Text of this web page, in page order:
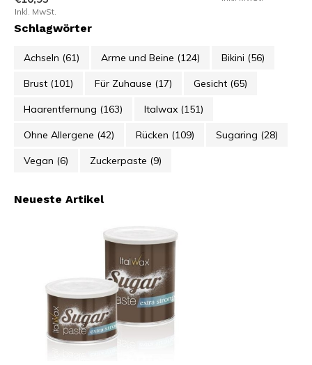
Inkl. MwSt.
Schlagwörter
Achseln (61) Arme und Beine (124) Bikini (56)
Brust (101) Für Zuhause (17) Gesicht (65)
Haarentfernung (163) Italwax (151)
Ohne Allergene (42) Rücken (109) Sugaring (28)
Vegan (6) Zuckerpaste (9)
Neueste Artikel